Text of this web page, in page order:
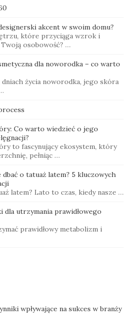
akcent w swoim domu?
które przyciąga wzrok i
osobowość? …
dla noworodka – co warto
życia noworodka, jego skóra
Co warto wiedzieć o jego
to fascynujący ekosystem, który
pełniąc …
dbać o tatuaż latem? 5 kluczowych
latem? Lato to czas, kiedy nasze …
dla utrzymania prawidłowego
prawidłowy metabolizm i
wpływające na sukces w branży